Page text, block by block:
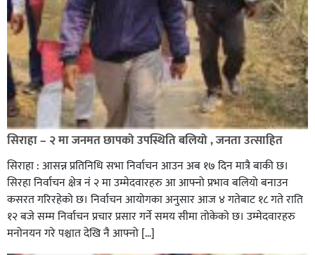
सिराहा – २ मा जनमत छापको उपस्थिति बलियो , जनता उत्साहित
सिराहा : आसन्न प्रतिनिधि सभा निर्वाचन आउन अब १७ दिन मात्रै बाकी छ।
सिरहा निर्वाचन क्षेत्र नं २ मा उम्मेदवारहरु आ आफ्नो प्रभाव बलियो बनाउन
कसरत गरिरहेको छ। निर्वाचन आयोगका अनुसार आज ४ गतेबाट १८ गते राति
१२ बजे सम्म निर्वाचन प्रचार प्रसार गर्ने समय सीमा तोकेको छ। उम्मेदवारहरु
मनोनयन गरे पश्चात देखि नै आफ्नो […]